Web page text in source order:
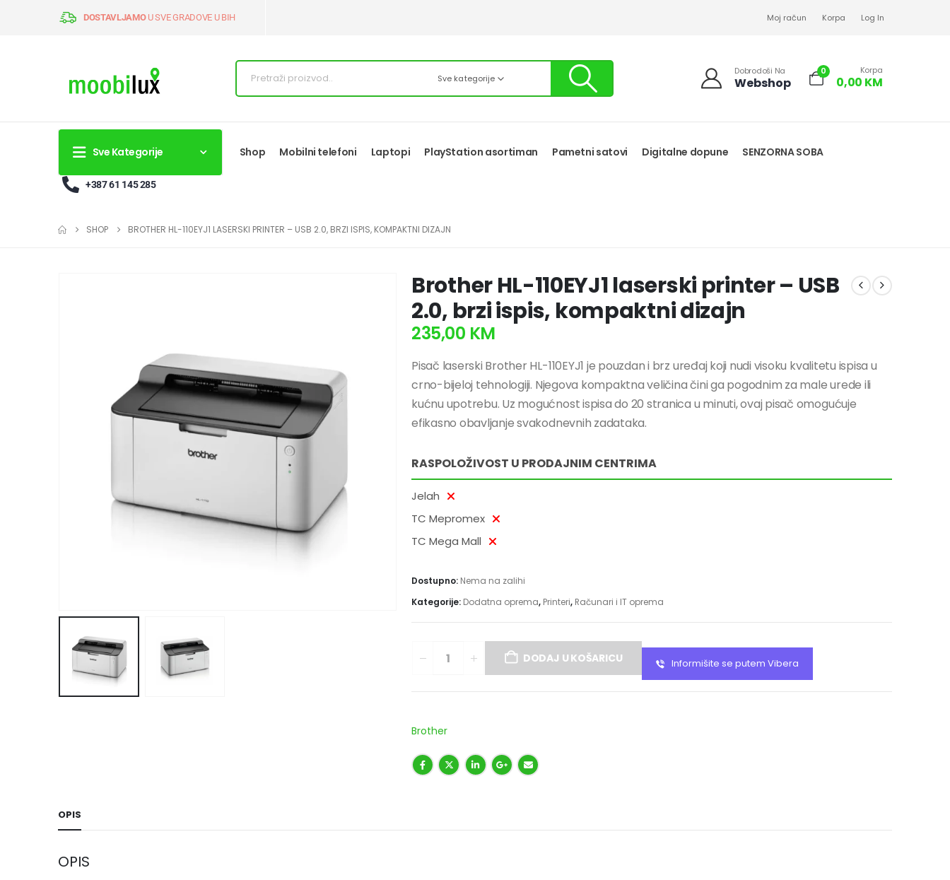
DOSTAVLJAMOU SVE GRADOVE U BIH Moj račun Korpa Log In
Sve kategorije
Dobrodoši Na
Webshop
0 Korpa
0,00 KM
Sve Kategorije Shop Mobilni telefoni Laptopi PlayStation asortiman Pametni satovi Digitalne dopune SENZORNA SOBA
+387 61 145 285
SHOP BROTHER HL-110EYJ1 LASERSKI PRINTER – USB 2.0, BRZI ISPIS, KOMPAKTNI DIZAJN
Brother HL-110EYJ1 laserski printer – USB
2.0, brzi ispis, kompaktni dizajn
235,00 KM
Pisač laserski Brother HL-110EYJ1 je pouzdan i brz uređaj koji nudi visoku kvalitetu ispisa u
crno-bijeloj tehnologiji. Njegova kompaktna veličina čini ga pogodnim za male urede ili
kućnu upotrebu. Uz mogućnost ispisa do 20 stranica u minuti, ovaj pisač omogućuje
efikasno obavljanje svakodnevnih zadataka.
RASPOLOŽIVOST U PRODAJNIM CENTRIMA
Jelah
TC Mepromex
TC Mega Mall
Dostupno: Nema na zalihi
Kategorije: Dodatna oprema, Printeri, Računari i IT oprema
DODAJ U KOŠARICU Informišite se putem Vibera
Brother
OPIS
OPIS